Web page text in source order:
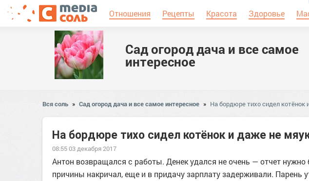
Отношения Рецепты Красота Здоровье
Сад огород дача и все самое
интересное
Вся соль » Сад огород дача и все самое интересное » На бордюре тихо сидел котёнок
На бордюре тихо сидел котёнок и даже не
08:55 03 декабря 2017
Антон возвращался с работы. Денек удался не очень — отчет
причины накричал, еще и в придачу зарплату задерживали. Парень